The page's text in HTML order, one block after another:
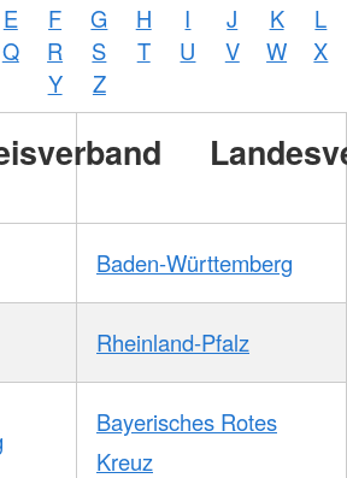
E F G H I J K
L
Q R S T U V W
X
Y
Z
Baden-Württemberg
Rheinland-Pfalz
Bayerisches Rotes
Kreuz